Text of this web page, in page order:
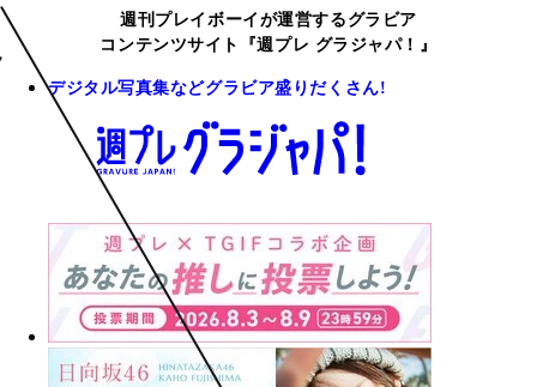
週刊プレイボーイが運営するグラビア
コンテンツサイト『週プレ グラジャパ！』
デジタル写真集などグラビア盛りだくさん!